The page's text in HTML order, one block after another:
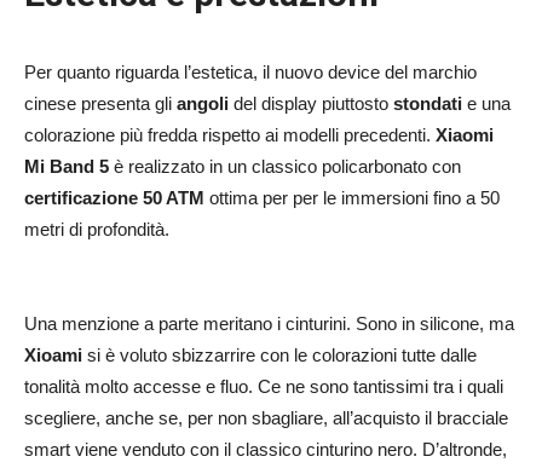
Per quanto riguarda l’estetica, il nuovo device del marchio
cinese presenta gli angoli del display piuttosto stondati e una
colorazione più fredda rispetto ai modelli precedenti. Xiaomi
Mi Band 5 è realizzato in un classico policarbonato con
certificazione 50 ATM ottima per per le immersioni fino a 50
metri di profondità.
Una menzione a parte meritano i cinturini. Sono in silicone, ma
Xioami si è voluto sbizzarrire con le colorazioni tutte dalle
tonalità molto accesse e fluo. Ce ne sono tantissimi tra i quali
scegliere, anche se, per non sbagliare, all’acquisto il bracciale
smart viene venduto con il classico cinturino nero. D’altronde,